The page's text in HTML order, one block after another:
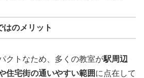
はのメリット
クトなため、多くの教室が駅周辺
住宅街の通いやすい範囲に点在して